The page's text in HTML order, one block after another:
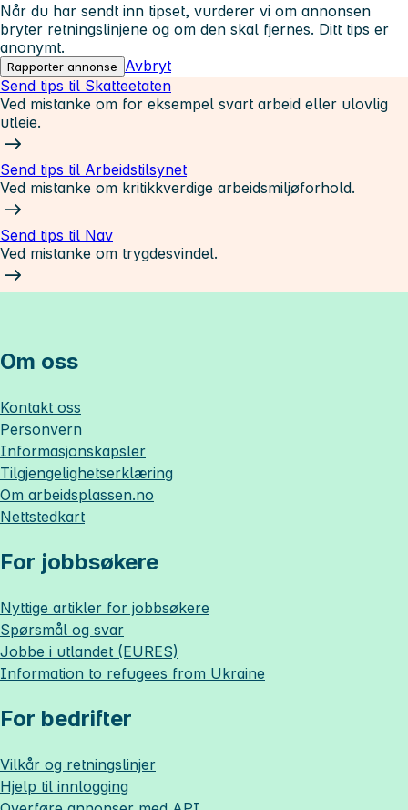
Når du har sendt inn tipset, vurderer vi om annonsen
bryter retningslinjene og om den skal fjernes. Ditt tips er
anonymt.
Rapporter annonse
Avbryt
Send tips til Skatteetaten
Ved mistanke om for eksempel svart arbeid eller ulovlig
utleie.
Send tips til Arbeidstilsynet
Ved mistanke om kritikkverdige arbeidsmiljøforhold.
Send tips til Nav
Ved mistanke om trygdesvindel.
Om oss
Kontakt oss
Personvern
Informasjonskapsler
Tilgjengelighetserklæring
Om arbeidsplassen.no
Nettstedkart
For jobbsøkere
Nyttige artikler for jobbsøkere
Spørsmål og svar
Jobbe i utlandet (EURES)
Information to refugees from Ukraine
For bedrifter
Vilkår og retningslinjer
Hjelp til innlogging